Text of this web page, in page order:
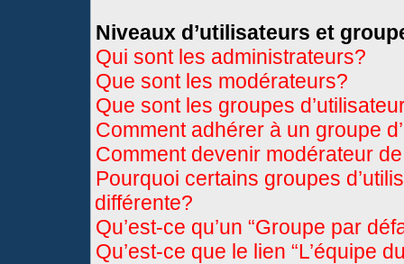
Niveaux d’utilisateurs et
Qui sont les administrateurs?
Que sont les modérateurs?
Que sont les groupes
Comment adhérer à un groupe
Comment devenir modérateur
Pourquoi certains groupes
différente?
Qu’est-ce qu’un “Groupe par
Qu’est-ce que le lien “L’équipe